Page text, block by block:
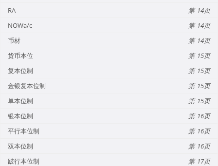
RA
14
NOWa/c
14
币材
14
货币本位
15
复本位制
15
金银复本位制
15
单本位制
15
银本位制
16
平行本位制
16
双本位制
16
跛行本位制
17